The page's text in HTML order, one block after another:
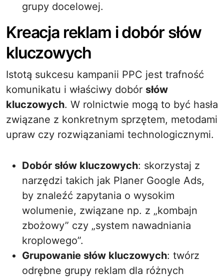
grupy docelowej.
Kreacja reklam i dobór słów
kluczowych
Istotą sukcesu kampanii PPC jest trafność
komunikatu i właściwy dobór słów
kluczowych. W rolnictwie mogą to być hasła
związane z konkretnym sprzętem, metodami
upraw czy rozwiązaniami technologicznymi.
Dobór słów kluczowych: skorzystaj z
narzędzi takich jak Planer Google Ads,
by znaleźć zapytania o wysokim
wolumenie, związane np. z „kombajn
zbożowy” czy „system nawadniania
kroplowego”.
Grupowanie słów kluczowych: twórz
odrębne grupy reklam dla różnych